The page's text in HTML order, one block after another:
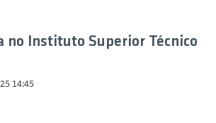
no Instituto Superior Técnico
14:45